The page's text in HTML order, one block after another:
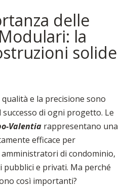
delle
la
solide
e la precisione sono
di ogni progetto. Le
Valentia rappresentano una
efficace per
di condominio,
e privati. Ma perché
così importanti?